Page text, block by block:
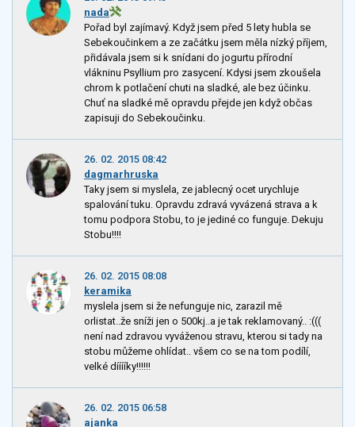
nada
Pořad byl zajímavý. Když jsem před 5 lety hubla se
Sebekoučinkem a ze začátku jsem měla nízký příjem,
přidávala jsem si k snídani do jogurtu přírodní
vlákninu Psyllium pro zasycení. Kdysi jsem zkoušela
chrom k potlačení chuti na sladké, ale bez účinku.
Chuť na sladké mě opravdu přejde jen když občas
zapisuji do Sebekoučinku.
26. 02. 2015 08:42
dagmarhruska
Taky jsem si myslela, ze jablecný ocet urychluje
spalování tuku. Opravdu zdravá vyvázená strava a k
tomu podpora Stobu, to je jediné co funguje. Dekuju
Stobu!!!!
26. 02. 2015 08:08
keramika
myslela jsem si že nefunguje nic, zarazil mě
orlistat..že sníži jen o 500kj..a je tak reklamovaný.. :(((
není nad zdravou vyváženou stravu, kterou si tady na
stobu můžeme ohlídat.. všem co se na tom podílí,
velké dííííky!!!!!!
26. 02. 2015 06:58
ajanka